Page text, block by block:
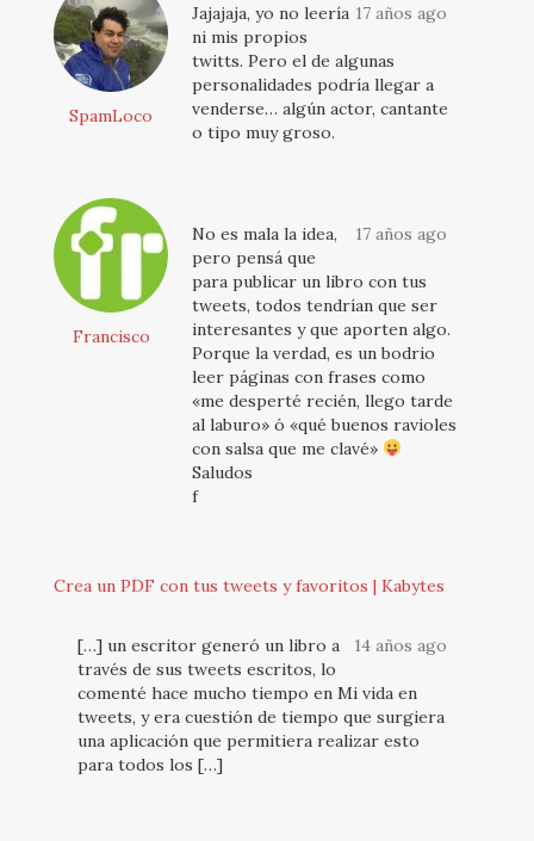
SpamLoco
17 años ago
Jajajaja, yo no leería
ni mis propios
twitts. Pero el de algunas
personalidades podría llegar a
venderse… algún actor, cantante
o tipo muy groso.
Francisco
17 años ago
No es mala la idea,
pero pensá que
para publicar un libro con tus
tweets, todos tendrían que ser
interesantes y que aporten algo.
Porque la verdad, es un bodrio
leer páginas con frases como
«me desperté recién, llego tarde
al laburo» ó «qué buenos ravioles
con salsa que me clavé»
Saludos
f
Crea un PDF con tus tweets y favoritos | Kabytes
14 años ago
[…] un escritor generó un libro a
través de sus tweets escritos, lo
comenté hace mucho tiempo en Mi vida en
tweets, y era cuestión de tiempo que surgiera
una aplicación que permitiera realizar esto
para todos los […]